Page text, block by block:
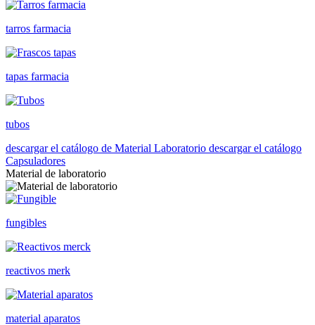
tarros farmacia
tapas farmacia
tubos
descargar el catálogo de Material Laboratorio descargar el catálogo
Capsuladores
Material de laboratorio
fungibles
reactivos merk
material aparatos